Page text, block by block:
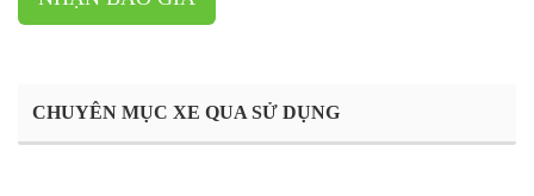
CHUYÊN MỤC XE QUA SỬ DỤNG